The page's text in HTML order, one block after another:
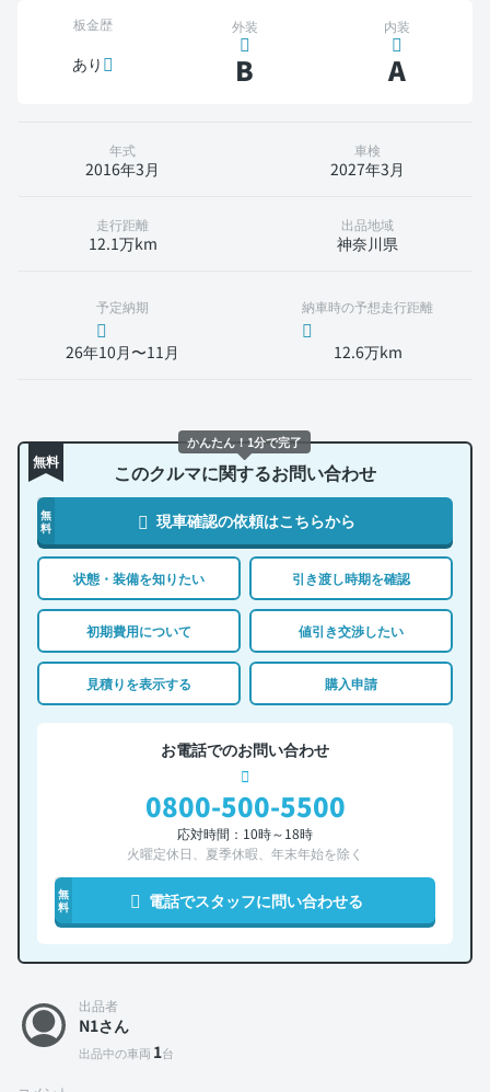
板金歴
あり
外装
B
内装
A
年式
2016年3月
車検
2027年3月
走行距離
12.1万km
出品地域
神奈川県
予定納期
26年10月〜11月
納車時の予想走行距離
12.6万km
無料 このクルマに関するお問い合わせ
無
料
現車確認の依頼はこちらから
状態・装備を知りたい 引き渡し時期を確認
初期費用について 値引き交渉したい
見積りを表示する 購入申請
お電話でのお問い合わせ
0800-500-5500
応対時間：10時～18時
火曜定休日、夏季休暇、年末年始を除く
無
料
電話でスタッフに問い合わせる
出品者
N1さん
出品中の車両 1台
かんたん！1分で完了